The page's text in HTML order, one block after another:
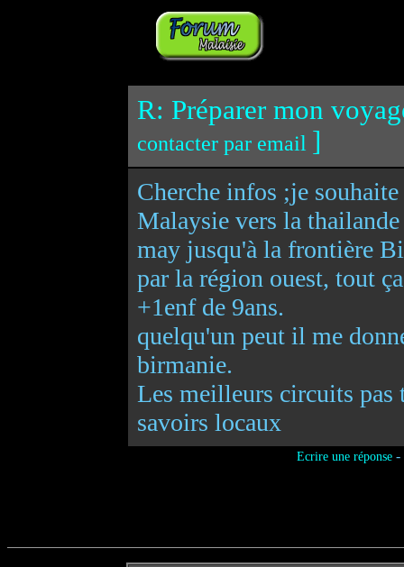
R: Préparer mon
contacter par email ]
Cherche infos ;je
Malaysie vers la
may jusqu'à la frontière
par la région ouest, tout
+1enf de 9ans.
quelqu'un peut il me
birmanie.
Les meilleurs circuits pas
savoirs locaux
Ecrire une réponse-